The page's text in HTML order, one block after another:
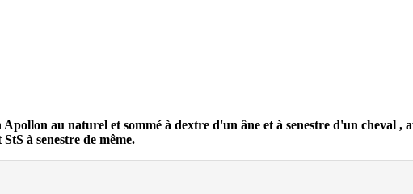
au naturel et sommé à dextre d'un âne et à senestre d'un cheval ,
à senestre de même.